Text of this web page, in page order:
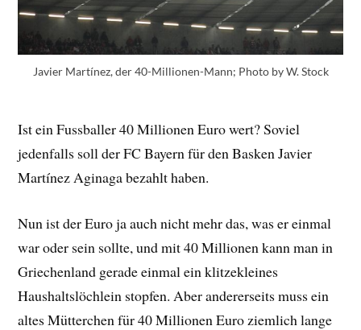
Javier Martínez, der 40-Millionen-Mann; Photo by W. Stock
Ist ein Fussballer 40 Millionen Euro wert? Soviel
jedenfalls soll der FC Bayern für den Basken Javier
Martínez Aginaga bezahlt haben.
Nun ist der Euro ja auch nicht mehr das, was er einmal
war oder sein sollte, und mit 40 Millionen kann man in
Griechenland gerade einmal ein klitzekleines
Haushaltslöchlein stopfen. Aber andererseits muss ein
altes Mütterchen für 40 Millionen Euro ziemlich lange